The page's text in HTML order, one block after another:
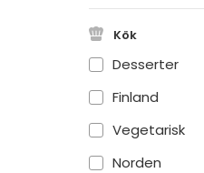
Kök
Desserter
Finland
Vegetarisk
Norden